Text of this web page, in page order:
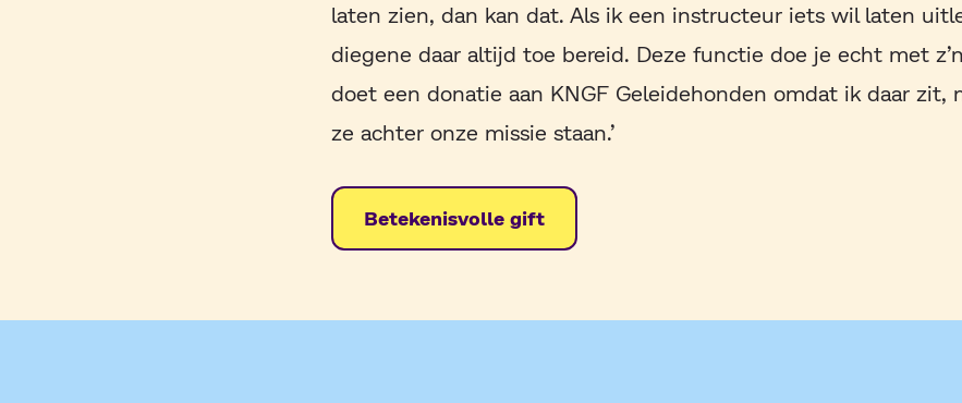
laten zien, dan kan dat. Als ik een instructeur iets wil laten
diegene daar altijd toe bereid. Deze functie doe je echt met
doet een donatie aan KNGF Geleidehonden omdat ik daar zit,
ze achter onze missie staan.’
Betekenisvolle gift